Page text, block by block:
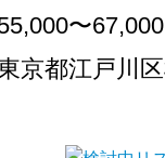
〜
京都江戸川